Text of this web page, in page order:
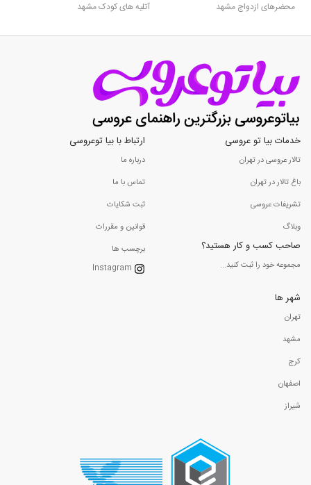
محضرهای ازدواج مشهد
آتلیه های کودک مشهد
خدمات بیا تو عروسی
تالار عروسی در تهران
باغ تالار در تهران
تشریفات عروسی
وبلاگ
صاحب کسب و کار هستید؟
مجموعه خود را ثبت کنید...
ارتباط با بیا توعروسی
درباره ما
تماس با ما
ثبت شکایات
قوانین و مقررات
برچسب ها
Instagram
شهر ها
تهران
مشهد
کرج
اصفهان
شیراز